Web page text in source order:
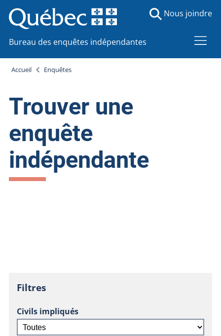
Bureau des enquêtes indépendantes
Nous joindre
Accueil Enquêtes
Trouver une
enquête
indépendante
Filtres
Civils impliqués